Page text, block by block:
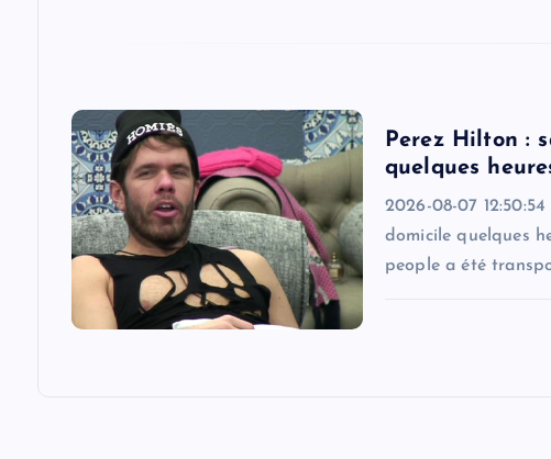
Perez Hilton :
quelques
2026-08-07
domicile quelques
people a été